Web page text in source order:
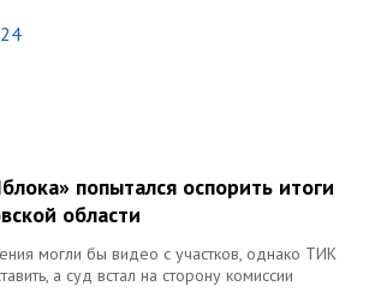
попытался оспорить итоги
области
могли бы видео с участков, однако ТИК
а суд встал на сторону комиссии